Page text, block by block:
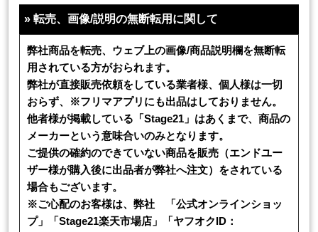
»転売、画像/説明の無断転用に関して
弊社商品を転売、ウェブ上の画像/商品説明欄を無断転
用されている方がおられます。
弊社が直接販売依頼をしている業者様、個人様は一切
おらず、※フリマアプリにも出品はしておりません。
他者様が掲載している「Stage21」はあくまで、商品の
メーカーという意味合いのみとなります。
ご提供の確約のできていない商品を販売（エンドユー
ザー様が購入後に出品者が弊社へ注文）をされている
場合もございます。
※ご心配のお客様は、弊社 「公式オンラインショッ
プ」「Stage21楽天市場店」「ヤフオクID：